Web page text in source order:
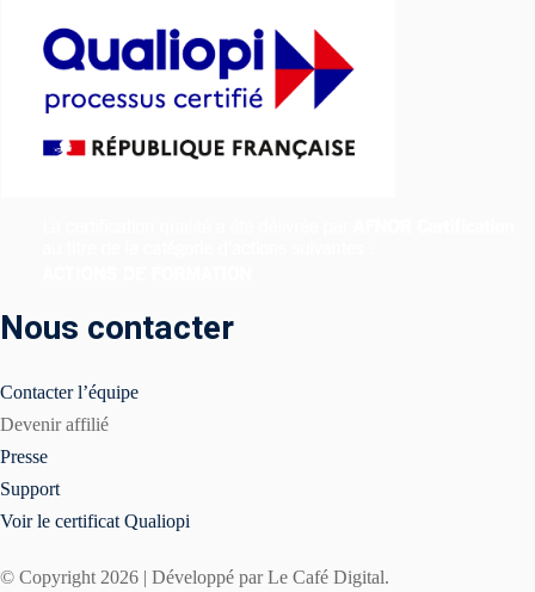
Nous contacter
Contacter l’équipe
Devenir affilié
Presse
Support
Voir le certificat Qualiopi
© Copyright 2026 | Développé par Le Café Digital.